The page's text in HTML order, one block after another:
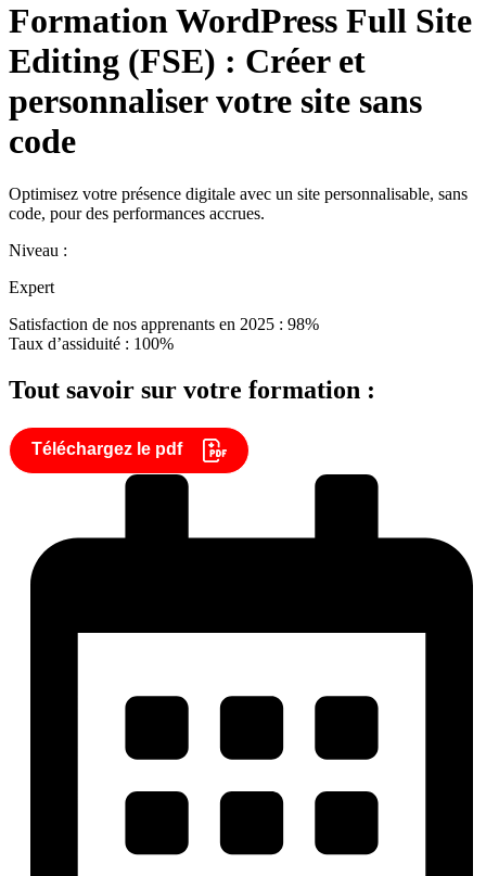
Formation WordPress Full Site
Editing (FSE) : Créer et
personnaliser votre site sans
code
Optimisez votre présence digitale avec un site personnalisable, sans
code, pour des performances accrues.
Niveau :
Expert
Satisfaction de nos apprenants en 2025 : 98%
Taux d’assiduité : 100%
Tout savoir sur votre formation :
Téléchargez le pdf